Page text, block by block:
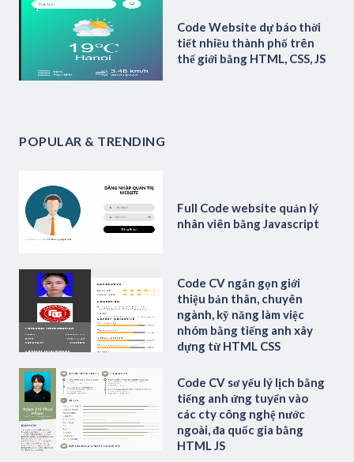
Code Website dự báo thời
tiết nhiều thành phố trên
thế giới bằng HTML, CSS, JS
POPULAR & TRENDING
Full Code website quản lý
nhân viên bằng Javascript
Code CV ngắn gọn giới
thiệu bản thân, chuyên
ngành, kỹ năng làm việc
nhóm bằng tiếng anh xây
dựng từ HTML CSS
Code CV sơ yếu lý lịch bằng
tiếng anh ứng tuyển vào
các cty công nghệ nước
ngoài, đa quốc gia bằng
HTML JS